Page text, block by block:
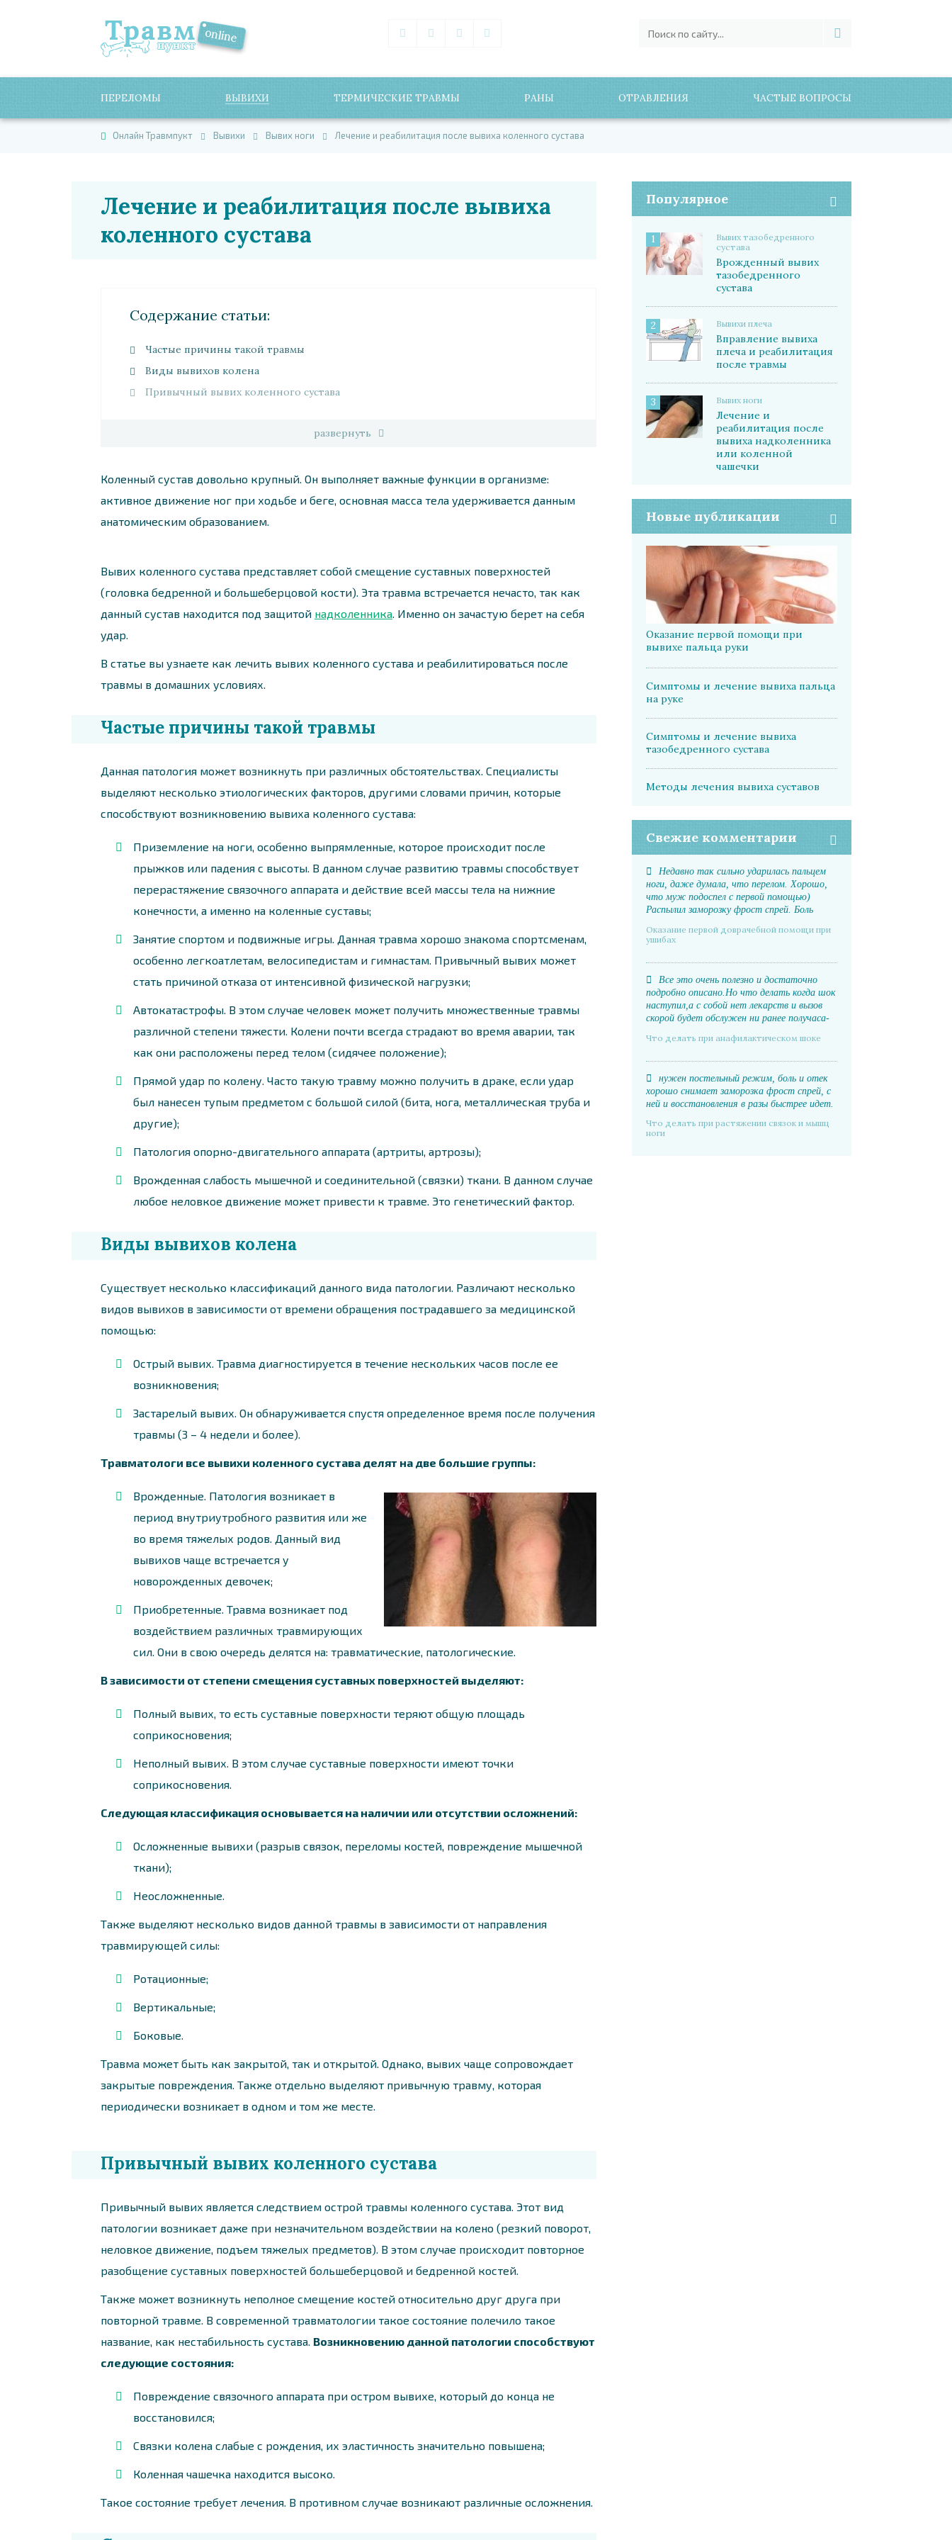
ПЕРЕЛОМЫ ВЫВИХИ ТЕРМИЧЕСКИЕ ТРАВМЫ РАНЫ ОТРАВЛЕНИЯ ЧАСТЫЕ ВОПРОСЫ
Онлайн Травмпукт Вывихи Вывих ноги Лечение и реабилитация после вывиха коленного сустава
Лечение и реабилитация после вывиха
коленного сустава
Cодержание статьи:
Частые причины такой травмы
Виды вывихов колена
Привычный вывих коленного сустава
развернуть
Коленный сустав довольно крупный. Он выполняет важные функции в организме:
активное движение ног при ходьбе и беге, основная масса тела удерживается данным
анатомическим образованием.
Вывих коленного сустава представляет собой смещение суставных поверхностей
(головка бедренной и большеберцовой кости). Эта травма встречается нечасто, так как
данный сустав находится под защитой надколенника. Именно он зачастую берет на себя
удар.
В статье вы узнаете как лечить вывих коленного сустава и реабилитироваться после
травмы в домашних условиях.
Частые причины такой травмы
Данная патология может возникнуть при различных обстоятельствах. Специалисты
выделяют несколько этиологических факторов, другими словами причин, которые
способствуют возникновению вывиха коленного сустава:
Приземление на ноги, особенно выпрямленные, которое происходит после
прыжков или падения с высоты. В данном случае развитию травмы способствует
перерастяжение связочного аппарата и действие всей массы тела на нижние
конечности, а именно на коленные суставы;
Занятие спортом и подвижные игры. Данная травма хорошо знакома спортсменам,
особенно легкоатлетам, велосипедистам и гимнастам. Привычный вывих может
стать причиной отказа от интенсивной физической нагрузки;
Автокатастрофы. В этом случае человек может получить множественные травмы
различной степени тяжести. Колени почти всегда страдают во время аварии, так
как они расположены перед телом (сидячее положение);
Прямой удар по колену. Часто такую травму можно получить в драке, если удар
был нанесен тупым предметом с большой силой (бита, нога, металлическая труба и
другие);
Патология опорно-двигательного аппарата (артриты, артрозы);
Врожденная слабость мышечной и соединительной (связки) ткани. В данном случае
любое неловкое движение может привести к травме. Это генетический фактор.
Виды вывихов колена
Существует несколько классификаций данного вида патологии. Различают несколько
видов вывихов в зависимости от времени обращения пострадавшего за медицинской
помощью:
Острый вывих. Травма диагностируется в течение нескольких часов после ее
возникновения;
Застарелый вывих. Он обнаруживается спустя определенное время после получения
травмы (3 – 4 недели и более).
Травматологи все вывихи коленного сустава делят на две большие группы:
Врожденные. Патология возникает в
период внутриутробного развития или же
во время тяжелых родов. Данный вид
вывихов чаще встречается у
новорожденных девочек;
Приобретенные. Травма возникает под
воздействием различных травмирующих
сил. Они в свою очередь делятся на: травматические, патологические.
В зависимости от степени смещения суставных поверхностей выделяют:
Полный вывих, то есть суставные поверхности теряют общую площадь
соприкосновения;
Неполный вывих. В этом случае суставные поверхности имеют точки
соприкосновения.
Следующая классификация основывается на наличии или отсутствии осложнений:
Осложненные вывихи (разрыв связок, переломы костей, повреждение мышечной
ткани);
Неосложненные.
Также выделяют несколько видов данной травмы в зависимости от направления
травмирующей силы:
Ротационные;
Вертикальные;
Боковые.
Травма может быть как закрытой, так и открытой. Однако, вывих чаще сопровождает
закрытые повреждения. Также отдельно выделяют привычную травму, которая
периодически возникает в одном и том же месте.
Привычный вывих коленного сустава
Привычный вывих является следствием острой травмы коленного сустава. Этот вид
патологии возникает даже при незначительном воздействии на колено (резкий поворот,
неловкое движение, подъем тяжелых предметов). В этом случае происходит повторное
разобщение суставных поверхностей большеберцовой и бедренной костей.
Также может возникнуть неполное смещение костей относительно друг друга при
повторной травме. В современной травматологии такое состояние полечило такое
название, как нестабильность сустава. Возникновению данной патологии способствуют
следующие состояния:
Повреждение связочного аппарата при остром вывихе, который до конца не
восстановился;
Связки колена слабые с рождения, их эластичность значительно повышена;
Коленная чашечка находится высоко.
Такое состояние требует лечения. В противном случае возникают различные осложнения.
Популярное
1
Вывих тазобедренного
сустава
Врожденный вывих
тазобедренного
сустава
2 Вывихи плеча
Вправление вывиха
плеча и реабилитация
после травмы
3 Вывих ноги
Лечение и
реабилитация после
вывиха надколенника
или коленной
чашечки
Новые публикации
Оказание первой помощи при
вывихе пальца руки
Симптомы и лечение вывиха пальца
на руке
Симптомы и лечение вывиха
тазобедренного сустава
Методы лечения вывиха суставов
Свежие комментарии
Недавно так сильно ударилась пальцем
ноги, даже думала, что перелом. Хорошо,
что муж подоспел с первой помощью)
Распылил заморозку фрост спрей. Боль
следующий день даже синяка не было
Оказание первой доврачебной помощи при
ушибах
Все это очень полезно и достаточно
подробно описано.Но что делать когда шок
наступил,а с собой нет лекарств и вызов
скорой будет обслужен ни ранее получаса-
Что делать при анафилактическом шоке
нужен постельный режим, боль и отек
хорошо снимает заморозка фрост спрей, с
ней и восстановления в разы быстрее идет.
Что делать при растяжении связок и мышц
ноги